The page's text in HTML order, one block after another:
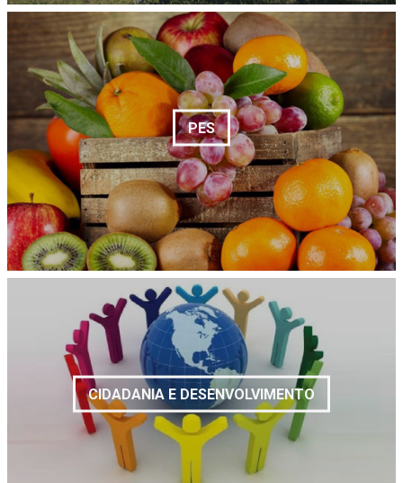
PES
CIDADANIA E DESENVOLVIMENTO